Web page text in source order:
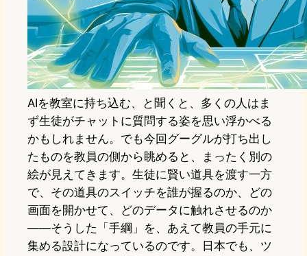
AIを教室に持ち込む、と聞くと、多くの人はま
ず生徒がチャットに質問する姿を思い浮かべる
かもしれません。でも今回グーグルが打ち出し
たものを教員の側から眺めると、まったく別の
絵が見えてきます。生徒に賢い道具を渡す一方
で、その道具のスイッチを誰が握るのか、どの
画面を開かせて、どのデータに触れさせるのか
——そうした「手綱」を、あえて教員の手元に
集める設計になっているのです。日本でも、ツ